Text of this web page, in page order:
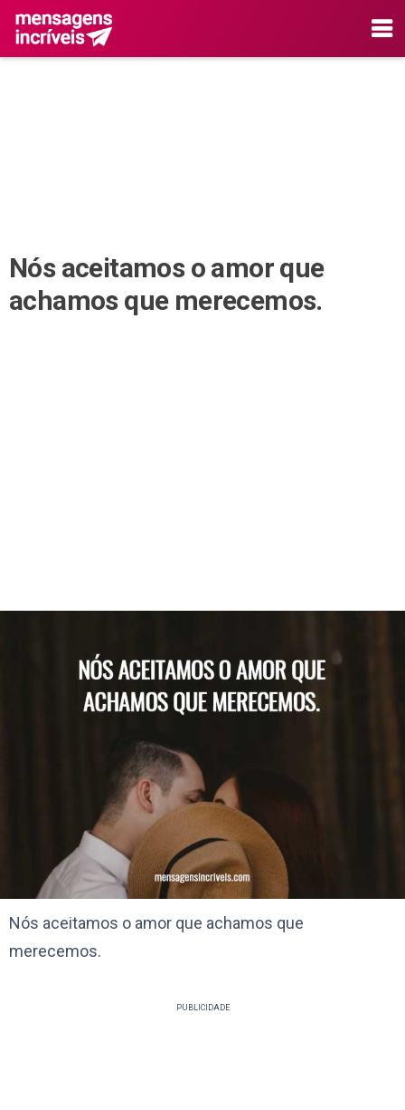
Nós aceitamos o amor que
achamos que merecemos.
Nós aceitamos o amor que achamos que
merecemos.
PUBLICIDADE